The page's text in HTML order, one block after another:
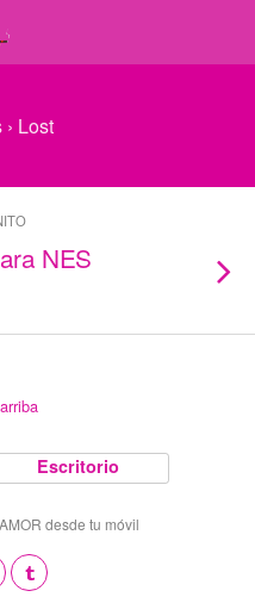
Lost
NES
Escritorio
desde tu móvil